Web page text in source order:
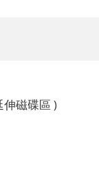
磁碟區 )